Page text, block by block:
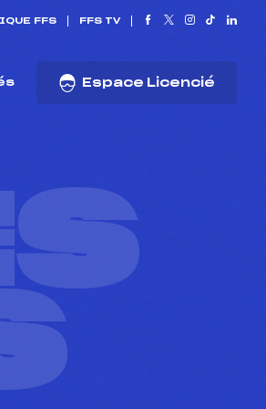
FFS FFS TV
Espace Licencié